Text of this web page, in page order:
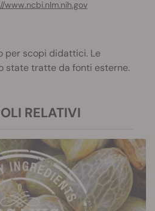
www.ncbi.nlm.nih.gov
per scopi didattici. Le
state tratte da fonti esterne.
RELATIVI